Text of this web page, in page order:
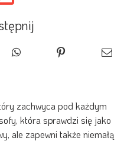
zachwyca pod każdym
która sprawdzi się jako
ale zapewni także niemałą